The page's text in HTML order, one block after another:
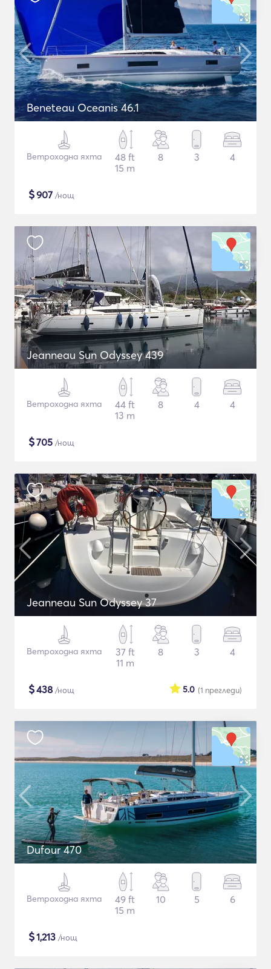
Beneteau Oceanis 46.1
Ветроходна яхта
48 ft
15 m
8 3 4
$907 /нощ
Jeanneau Sun Odyssey 439
Ветроходна яхта
44 ft
13 m
8 4 4
$705 /нощ
Jeanneau Sun Odyssey 37
Ветроходна яхта
37 ft
11 m
8 3 4
$438 /нощ (1 прегледи)
5.0
Dufour 470
Ветроходна яхта
49 ft
15 m
10 5 6
$1,213 /нощ